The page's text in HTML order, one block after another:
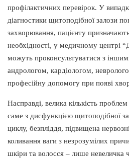
профілактичних перевірок. У
діагностики щитоподібної залози
захворювання, пацієнту
необхідності, у медичному центрі
можуть проконсультуватися з
андрологом, кардіологом,
професійну допомогу при появі
Насправді, велика кількість
саме з дисфункцією щитоподібної
циклу, безпліддя, підвищена
коливання ваги з незрозумілих
шкіри та волосся – лише невеличка